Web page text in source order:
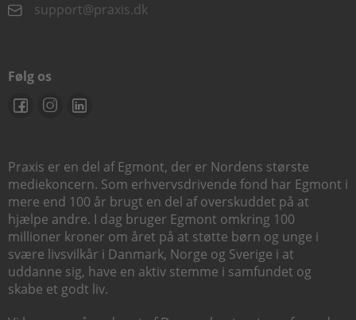
support@praxis.dk
Følg os
Praxis er en del af Egmont, der er Nordens største
mediekoncern. Som erhvervsdrivende fond har Egmont i
mere end 100 år brugt en del af overskuddet på at
hjælpe andre. I dag bruger Egmont omkring 100
millioner kroner om året på at støtte børn og unge i
svære livsvilkår i Danmark, Norge og Sverige i at
uddanne sig, have en aktiv stemme i samfundet og
skabe et godt liv.